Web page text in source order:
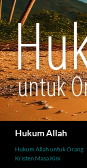
Hukum Allah
Hukum Allah untuk Orang
Kristen Masa Kini